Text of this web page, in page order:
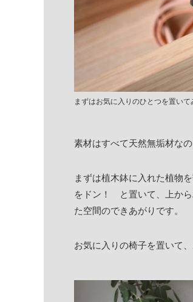
まずはお気に入りのひとつを置い
素材はすべて天然無垢材な
まずは植木鉢に入れた植物
をドン！ と置いて、上から
た空間のできあがりです。
お気に入りの椅子を置いて